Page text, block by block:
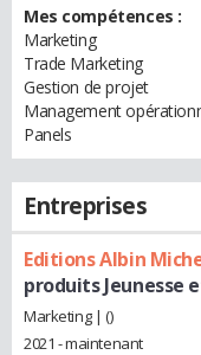
Mes compétences :
Marketing
Trade Marketing
Gestion de projet
Management
Panels
Entreprises
Editions Albin
produits Jeunesse
Marketing | ()
2021 - maintenant